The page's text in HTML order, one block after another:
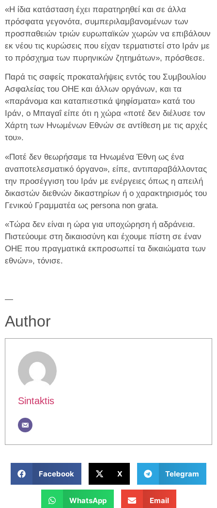
«Η ίδια κατάσταση έχει παρατηρηθεί και σε άλλα
πρόσφατα γεγονότα, συμπεριλαμβανομένων των
προσπαθειών τριών ευρωπαϊκών χωρών να επιβάλουν
εκ νέου τις κυρώσεις που είχαν τερματιστεί στο Ιράν με
το πρόσχημα των πυρηνικών ζητημάτων», πρόσθεσε.
Παρά τις σαφείς προκαταλήψεις εντός του Συμβουλίου
Ασφαλείας του ΟΗΕ και άλλων οργάνων, και τα
«παράνομα και καταπιεστικά ψηφίσματα» κατά του
Ιράν, ο Μπαγαΐ είπε ότι η χώρα «ποτέ δεν διέλυσε τον
Χάρτη των Ηνωμένων Εθνών σε αντίθεση με τις αρχές
του».
«Ποτέ δεν θεωρήσαμε τα Ηνωμένα Έθνη ως ένα
αναποτελεσματικό όργανο», είπε, αντιπαραβάλλοντας
την προσέγγιση του Ιράν με ενέργειες όπως η απειλή
δικαστών διεθνών δικαστηρίων ή ο χαρακτηρισμός του
Γενικού Γραμματέα ως persona non grata.
«Τώρα δεν είναι η ώρα για υποχώρηση ή αδράνεια.
Πιστεύουμε στη δικαιοσύνη και έχουμε πίστη σε έναν
ΟΗΕ που πραγματικά εκπροσωπεί τα δικαιώματα των
εθνών», τόνισε.
—
Author
Sintaktis
Facebook X Telegram
WhatsApp Email